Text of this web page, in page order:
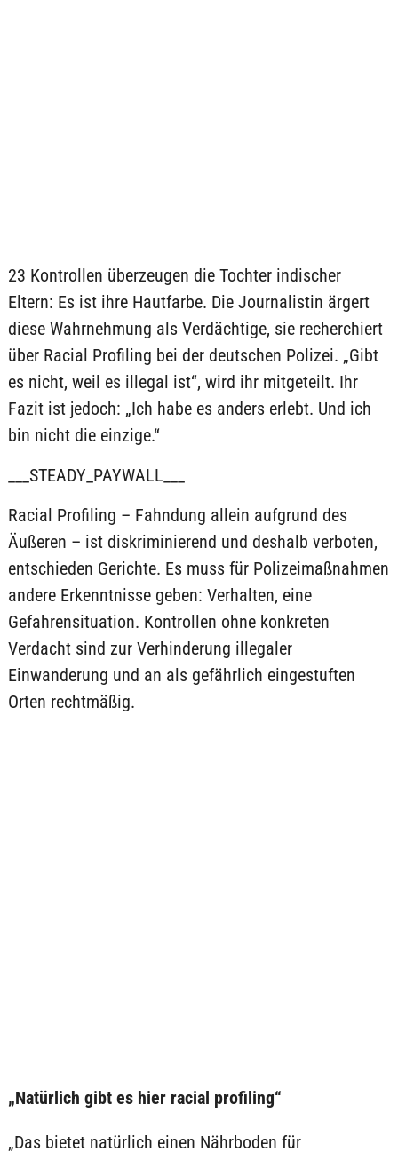
23 Kontrollen überzeugen die Tochter indischer
Eltern: Es ist ihre Hautfarbe. Die Journalistin ärgert
diese Wahrnehmung als Verdächtige, sie recherchiert
über Racial Profiling bei der deutschen Polizei. „Gibt
es nicht, weil es illegal ist“, wird ihr mitgeteilt. Ihr
Fazit ist jedoch: „Ich habe es anders erlebt. Und ich
bin nicht die einzige.“
___STEADY_PAYWALL___
Racial Profiling – Fahndung allein aufgrund des
Äußeren – ist diskriminierend und deshalb verboten,
entschieden Gerichte. Es muss für Polizeimaßnahmen
andere Erkenntnisse geben: Verhalten, eine
Gefahrensituation. Kontrollen ohne konkreten
Verdacht sind zur Verhinderung illegaler
Einwanderung und an als gefährlich eingestuften
Orten rechtmäßig.
„Natürlich gibt es hier racial profiling“
„Das bietet natürlich einen Nährboden für